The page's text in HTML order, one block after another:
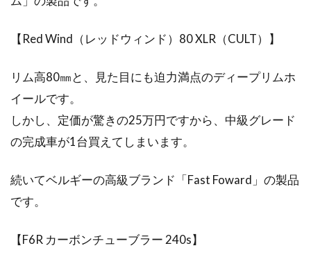
が最高になっていますが、ほんの数年前までは
はスリックタイヤ？
マチャリやクロスバイク、長距離の場合はロー
ドバイクというイ...
【Red Wind（レッドウィンド）80 XLR（CULT）】
リム高80㎜と、見た目にも迫力満点のディープリムホ
イールです。
しかし、定価が驚きの25万円ですから、中級グレード
の完成車が1台買えてしまいます。
続いてベルギーの高級ブランド「Fast Foward」の製品
です。
【F6R カーボンチューブラー 240s】